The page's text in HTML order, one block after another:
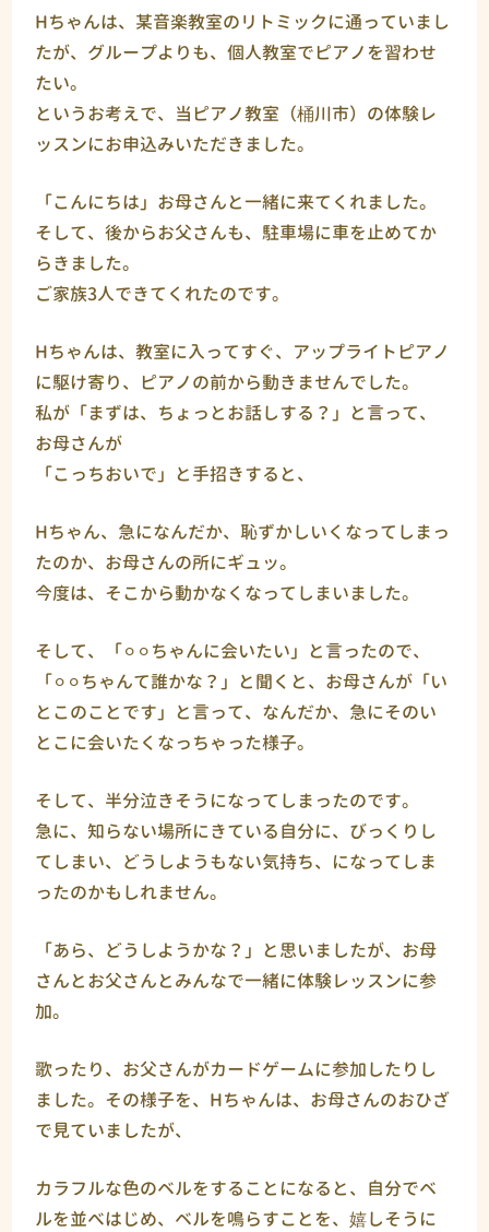
Hちゃんは、某音楽教室のリトミックに通っていまし
たが、グループよりも、個人教室でピアノを習わせ
たい。
というお考えで、当ピアノ教室（桶川市）の体験レ
ッスンにお申込みいただきました。
「こんにちは」お母さんと一緒に来てくれました。
そして、後からお父さんも、駐車場に車を止めてか
らきました。
ご家族3人できてくれたのです。
Hちゃんは、教室に入ってすぐ、アップライトピアノ
に駆け寄り、ピアノの前から動きませんでした。
私が「まずは、ちょっとお話しする？」と言って、
お母さんが
「こっちおいで」と手招きすると、
Hちゃん、急になんだか、恥ずかしいくなってしまっ
たのか、お母さんの所にギュッ。
今度は、そこから動かなくなってしまいました。
そして、「⚪︎⚪︎ちゃんに会いたい」と言ったので、
「⚪︎⚪︎ちゃんて誰かな？」と聞くと、お母さんが「い
とこのことです」と言って、なんだか、急にそのい
とこに会いたくなっちゃった様子。
そして、半分泣きそうになってしまったのです。
急に、知らない場所にきている自分に、びっくりし
てしまい、どうしようもない気持ち、になってしま
ったのかもしれません。
「あら、どうしようかな？」と思いましたが、お母
さんとお父さんとみんなで一緒に体験レッスンに参
加。
歌ったり、お父さんがカードゲームに参加したりし
ました。その様子を、Hちゃんは、お母さんのおひざ
で見ていましたが、
カラフルな色のベルをすることになると、自分でベ
ルを並べはじめ、ベルを鳴らすことを、嬉しそうに